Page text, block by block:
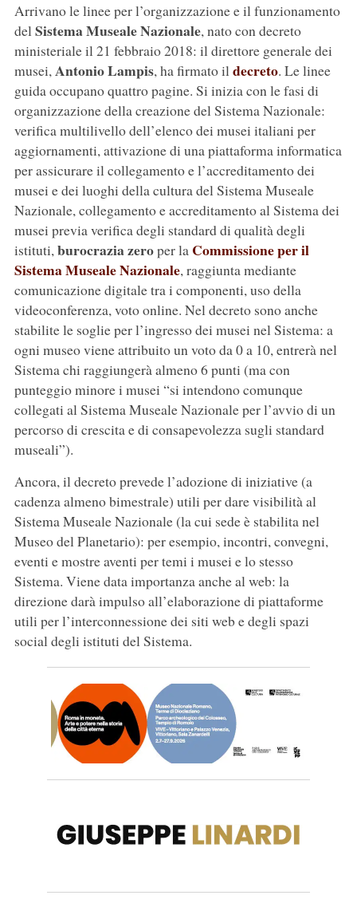
Arrivano le linee per l’organizzazione e il funzionamento
delSistema Museale Nazionale, nato con decreto
ministeriale il 21 febbraio 2018: il direttore generale dei
musei,Antonio Lampis, ha firmato ildecreto. Le linee
guida occupano quattro pagine. Si inizia con le fasi di
organizzazione della creazione del Sistema Nazionale:
verifica multilivello dell’elenco dei musei italiani per
aggiornamenti, attivazione di una piattaforma informatica
per assicurare il collegamento e l’accreditamento dei
musei e dei luoghi della cultura del Sistema Museale
Nazionale, collegamento e accreditamento al Sistema dei
musei previa verifica degli standard di qualità degli
istituti,burocrazia zeroper la Commissione per il
Sistema Museale Nazionale, raggiunta mediante
comunicazione digitale tra i componenti, uso della
videoconferenza, voto online. Nel decreto sono anche
stabilite le soglie per l’ingresso dei musei nel Sistema: a
ogni museo viene attribuito un voto da 0 a 10, entrerà nel
Sistema chi raggiungerà almeno 6 punti (ma con
punteggio minore i musei “si intendono comunque
collegati al Sistema Museale Nazionale per l’avvio di un
percorso di crescita e di consapevolezza sugli standard
museali”).
Ancora, il decreto prevede l’adozione di iniziative (a
cadenza almeno bimestrale) utili per dare visibilità al
Sistema Museale Nazionale (la cui sede è stabilita nel
Museo del Planetario): per esempio, incontri, convegni,
eventi e mostre aventi per temi i musei e lo stesso
Sistema. Viene data importanza anche al web: la
direzione darà impulso all’elaborazione di piattaforme
utili per l’interconnessione dei siti web e degli spazi
social degli istituti del Sistema.